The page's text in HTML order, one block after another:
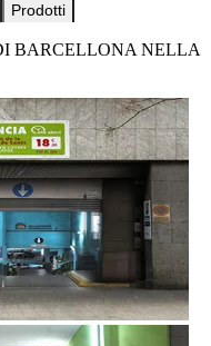
Prodotti
BARCELLONA NELLA